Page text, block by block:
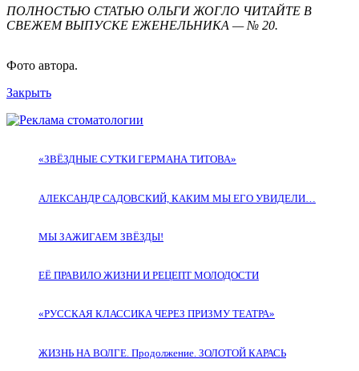
ПОЛНОСТЬЮ СТАТЬЮ ОЛЬГИ ЖОГЛО ЧИТАЙТЕ В
СВЕЖЕМ ВЫПУСКЕ ЕЖЕНЕЛЬНИКА — № 20.
Фото автора.
Закрыть
«ЗВЁЗДНЫЕ СУТКИ ГЕРМАНА ТИТОВА»
АЛЕКСАНДР САДОВСКИЙ, КАКИМ МЫ ЕГО УВИДЕЛИ…
МЫ ЗАЖИГАЕМ ЗВЁЗДЫ!
ЕЁ ПРАВИЛО ЖИЗНИ И РЕЦЕПТ МОЛОДОСТИ
«РУССКАЯ КЛАССИКА ЧЕРЕЗ ПРИЗМУ ТЕАТРА»
ЖИЗНЬ НА ВОЛГЕ. Продолжение. ЗОЛОТОЙ КАРАСЬ